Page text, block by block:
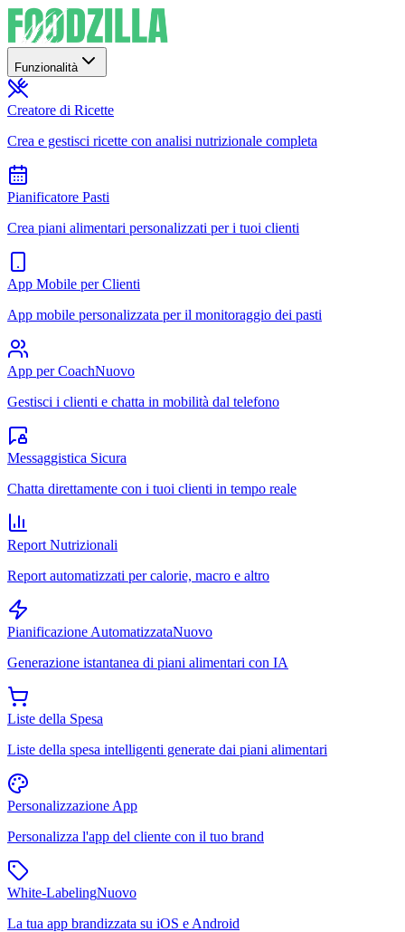
Funzionalità
Creatore di Ricette
Crea e gestisci ricette con analisi nutrizionale completa
Pianificatore Pasti
Crea piani alimentari personalizzati per i tuoi clienti
App Mobile per Clienti
App mobile personalizzata per il monitoraggio dei pasti
App per CoachNuovo
Gestisci i clienti e chatta in mobilità dal telefono
Messaggistica Sicura
Chatta direttamente con i tuoi clienti in tempo reale
Report Nutrizionali
Report automatizzati per calorie, macro e altro
Pianificazione AutomatizzataNuovo
Generazione istantanea di piani alimentari con IA
Liste della Spesa
Liste della spesa intelligenti generate dai piani alimentari
Personalizzazione App
Personalizza l'app del cliente con il tuo brand
White-LabelingNuovo
La tua app brandizzata su iOS e Android